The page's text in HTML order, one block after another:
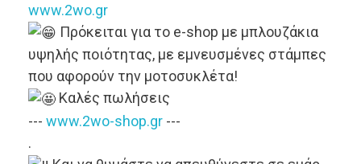
www.2wo.gr
Πρόκειται για το e-shop με μπλουζάκια
υψηλής ποιότητας, με εμνευσμένες στάμπες
που αφορούν την μοτοσυκλέτα!
Καλές πωλήσεις
--- www.2wo-shop.gr ---
.